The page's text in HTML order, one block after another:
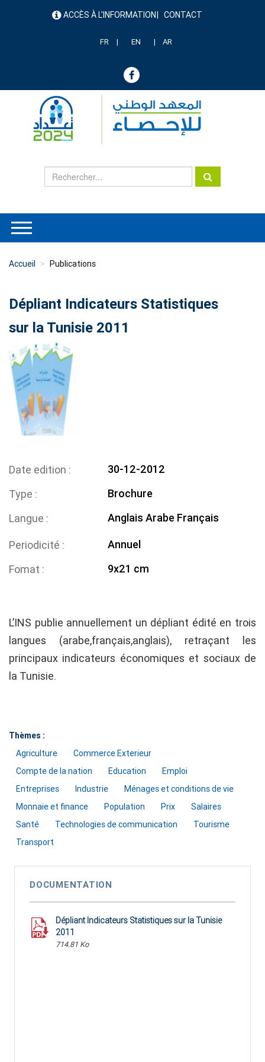
menu ACCÈS À L'INFORMATION CONTACT
FR EN AR
Accueil Publications
Dépliant Indicateurs Statistiques
sur la Tunisie 2011
Date edition
30-12-2012
Type
Brochure
Langue
Anglais Arabe Français
Periodicité
Annuel
Fomat
9x21 cm
L’INS publie annuellement un dépliant édité en trois
langues (arabe,français,anglais), retraçant les
principaux indicateurs économiques et sociaux de
la Tunisie.
Thèmes :
Agriculture
Commerce Exterieur
Compte de la nation
Education
Emploi
Entreprises
Industrie
Ménages et conditions de vie
Monnaie et finance
Population Prix
Salaires
Santé
Technologies de communication
Tourisme
Transport
DOCUMENTATION
Dépliant Indicateurs Statistiques sur la Tunisie
2011
714.81 Ko